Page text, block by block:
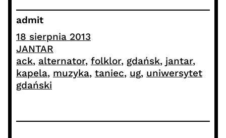
admit
18 sierpnia 2013
JANTAR
ack, alternator, folklor, gdańsk, jantar ,
kapela, muzyka, taniec, ug, uniwersytet
gdański